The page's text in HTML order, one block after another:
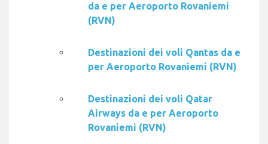
da e per Aeroporto Rovaniemi
(RVN)
Destinazioni dei voli Qantas da e
per Aeroporto Rovaniemi (RVN)
Destinazioni dei voli Qatar
Airways da e per Aeroporto
Rovaniemi (RVN)